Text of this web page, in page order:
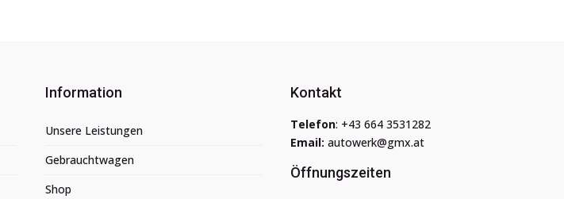
Information
Unsere Leistungen
Gebrauchtwagen
Shop
Kontakt
Telefon: +43 664 3531282
Email: autowerk@gmx.at
Öffnungszeiten